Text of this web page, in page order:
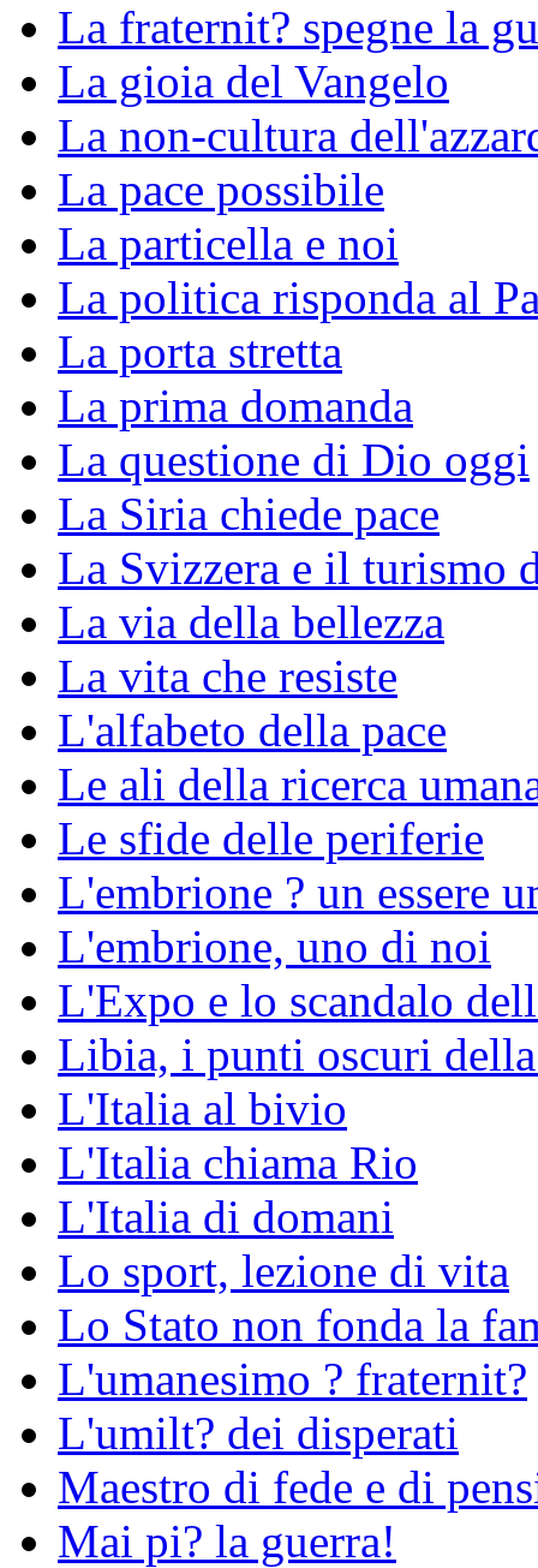
La fraternit? spegne la
La gioia del Vangelo
La non-cultura
La pace possibile
La particella e noi
La politica risponda al
La porta stretta
La prima domanda
La questione di Dio oggi
La Siria chiede pace
La Svizzera e il turismo
La via della bellezza
La vita che resiste
L'alfabeto della pace
Le ali della ricerca
Le sfide delle periferie
L'embrione ? un essere
L'embrione, uno di noi
L'Expo e lo scandalo
Libia, i punti oscuri
L'Italia al bivio
L'Italia chiama Rio
L'Italia di domani
Lo sport, lezione di vita
Lo Stato non fonda la
L'umanesimo ? fraternit?
L'umilt? dei disperati
Maestro di fede e di
Mai pi? la guerra!